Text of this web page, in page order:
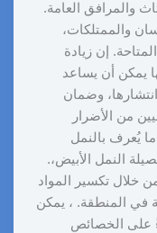
والمرافق العامة.
والممتلكات،
إن زيادة
يمكن أن يساعد
انتشارها، وضمان
من الأضرار
ما يُعرف بالنمل
النمل الأبيض،.
خلال تكسير المواد
في المنطقة. ، يمكن
على الخصائص